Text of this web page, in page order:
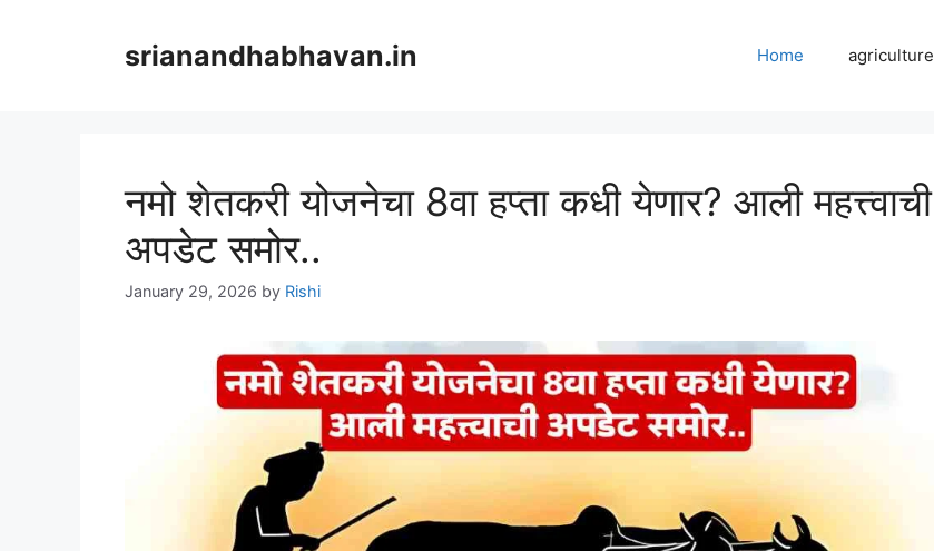
srianandhabhavan.in Home agriculture
नमो शेतकरी योजनेचा 8वा हप्ता कधी येणार? आली महत्त्वाची
अपडेट समोर..
January 29, 2026 by Rishi